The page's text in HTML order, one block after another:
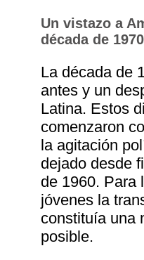
Un vistazo a
década de 1970
La década de
antes y un
Latina. Estos
comenzaron
la agitación
dejado desde
de 1960. Para
jóvenes la
constituía una
posible.